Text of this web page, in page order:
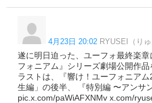
4月23日 20:02 RYUSEI（りゅ
遂に明日迫った、ユーフォ最終楽
フォニアム』シリーズ劇場公開作
ラストは、『響け！ユーフォニア
生編」の後半、 『特別編 〜アンサ
pic.x.com/paWiAFXNMv x.com/